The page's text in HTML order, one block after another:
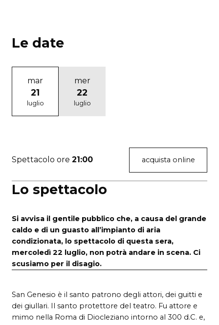
Lo spettacolo
Si avvisa il gentile pubblico che, a causa del grande
caldo e di un guasto all’impianto di aria
condizionata, lo spettacolo di questa sera,
mercoledì 22 luglio, non potrà andare in scena. Ci
scusiamo per il disagio.
San Genesio è il santo patrono degli attori, dei guitti e
dei giullari. Il santo protettore del teatro. Fu attore e
mimo nella Roma di Diocleziano intorno al 300 d.C. e,
Le date
mar
21
luglio
mer
22
luglio
Spettacolo ore 21:00 acquista online